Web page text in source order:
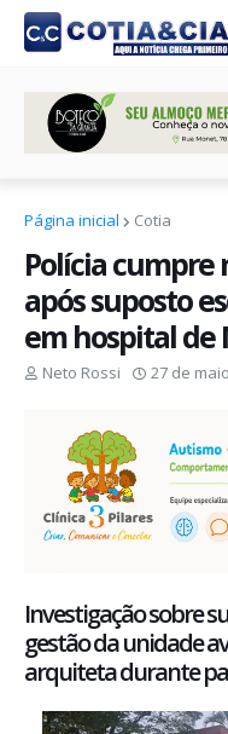
Página inicial Cotia
Polícia cumpre
após suposto
em hospital de
Neto Rossi 27 de
Investigação sobre
gestão da unidade
arquiteta durante